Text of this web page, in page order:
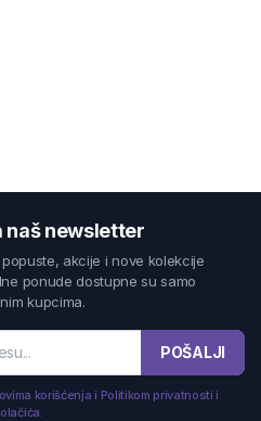
naš newsletter
akcije i nove kolekcije
ponude dostupne su samo
kupcima.
POŠALJI
korišćenja i Politikom privatnosti i